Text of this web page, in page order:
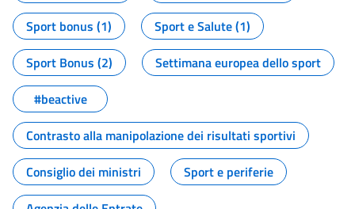
Sport bonus (1)
Sport e Salute (1)
Sport Bonus (2)
Settimana europea dello sport
#beactive
Contrasto alla manipolazione dei risultati sportivi
Consiglio dei ministri
Sport e periferie